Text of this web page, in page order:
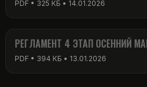
ПОЛОЖЕНИЕ КОРПОРАТИВ-ТРОФИ
РЕГЛАМЕНТ 4 ЭТАП ОСЕННИЙ